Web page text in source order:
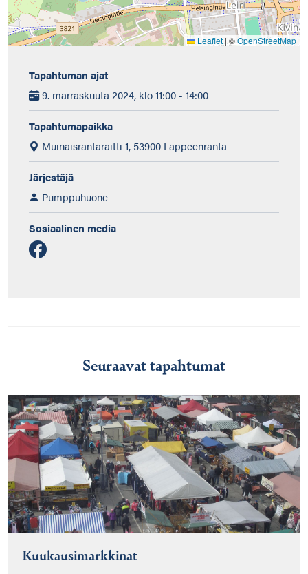
Leaflet | ©OpenStreetMap
Tapahtuman ajat
9. marraskuuta 2024, klo 11:00 - 14:00
Tapahtumapaikka
Muinaisrantaraitti 1, 53900 Lappeenranta
Järjestäjä
Pumppuhuone
Sosiaalinen media
Seuraavat tapahtumat
Kuukausimarkkinat